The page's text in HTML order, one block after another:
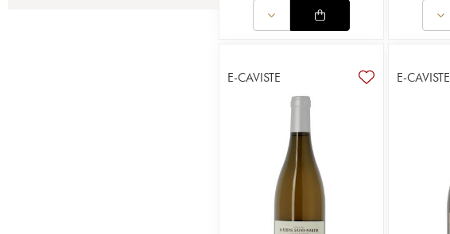
E-CAVISTE E-CAVISTE